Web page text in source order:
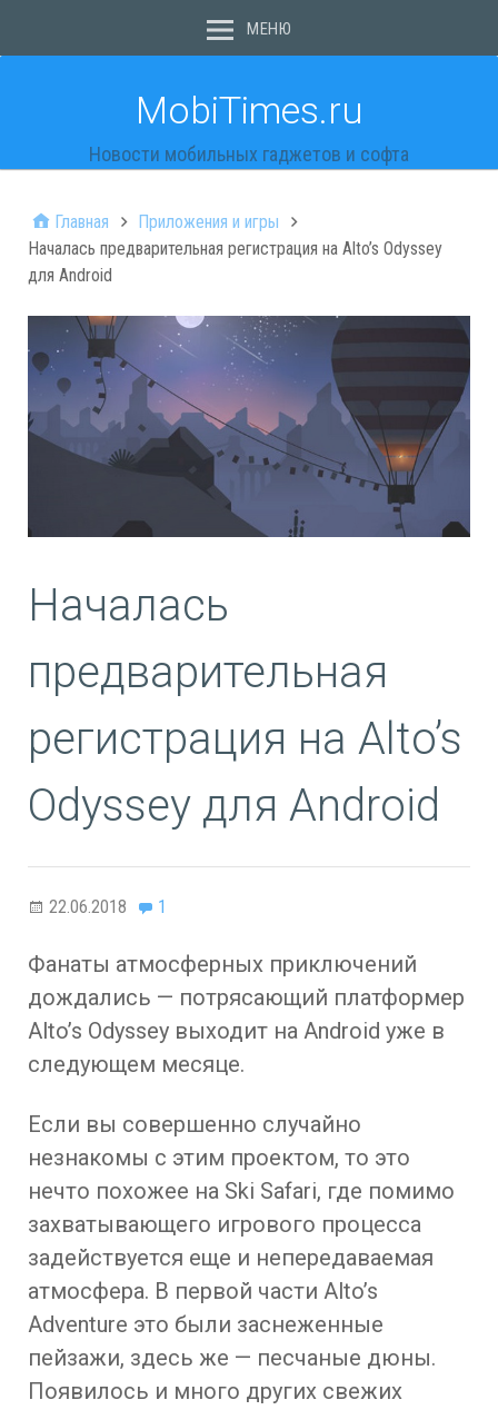
МЕНЮ
MobiTimes.ru
Новости мобильных гаджетов и софта
Главная
Приложения и игры
Началась предварительная регистрация на Alto’s Odyssey
для Android
Началась
предварительная
регистрация на Alto’s
Odyssey для Android
22.06.2018 1
Фанаты атмосферных приключений
дождались — потрясающий платформер
Alto’s Odyssey выходит на Android уже в
следующем месяце.
Если вы совершенно случайно
незнакомы с этим проектом, то это
нечто похожее на Ski Safari, где помимо
захватывающего игрового процесса
задействуется еще и непередаваемая
атмосфера. В первой части Alto’s
Adventure это были заснеженные
пейзажи, здесь же — песчаные дюны.
Появилось и много других свежих